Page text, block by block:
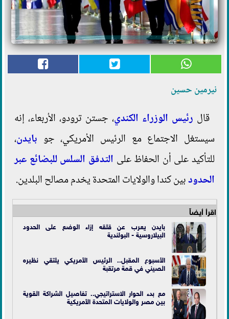
نيرمين حسين
قال رئيس الوزراء الكندي، جستن ترودو، الأربعاء، إنه
سيستغل الاجتماع مع الرئيس الأمريكي، جو بايدن،
للتأكيد على أن الحفاظ على التدفق السلس للبضائع عبر
الحدودبين كندا والولايات المتحدة يخدم مصالح البلدين.
اقرأ أيضاً
بايدن يعرب عن قلقه إزاء الوضع على الحدود
البيلاروسية - البولندية
الأسبوع المقبل.. الرئيس الأمريكي يلتقي نظيره
الصيني في قمة مرتقبة
مع بدء الحوار الاستراتيجي.. تفاصيل الشراكة القوية
بين مصر والولايات المتحدة الأمريكية